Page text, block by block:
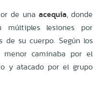
de una acequia, donde
lesiones por
de su cuerpo. Según los
menor caminaba por el
y atacado por el grupo